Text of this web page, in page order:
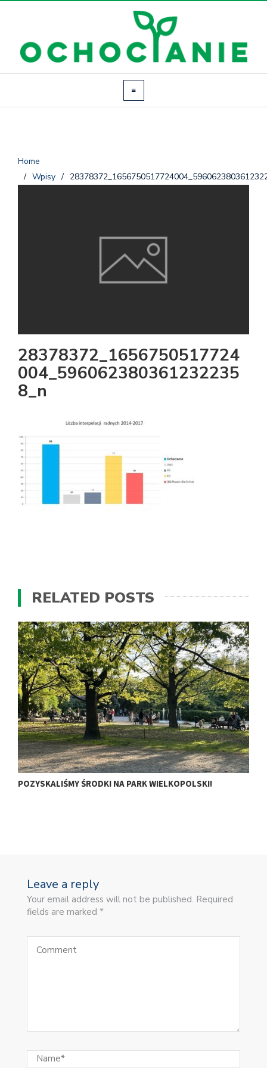
Home
/ Wpisy /
28378372_1656750517724
004_596062380361232235
8_n
RELATED POSTS
POZYSKALIŚMY ŚRODKI NA PARK WIELKOPOLSKI!
Leave a reply
Your email address will not be published. Required
fields are marked *